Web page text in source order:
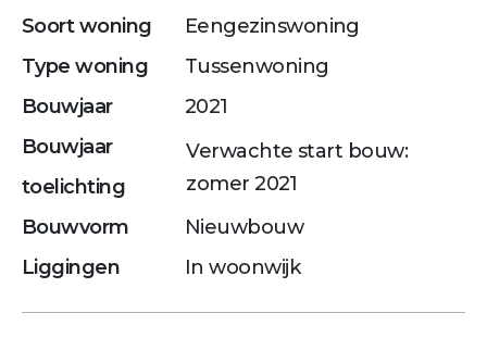
Soort woning
Eengezinswoning
Type woning
Tussenwoning
Bouwjaar
2021
Bouwjaar
toelichting
Verwachte start bouw:
zomer 2021
Bouwvorm
Nieuwbouw
Liggingen
In woonwijk